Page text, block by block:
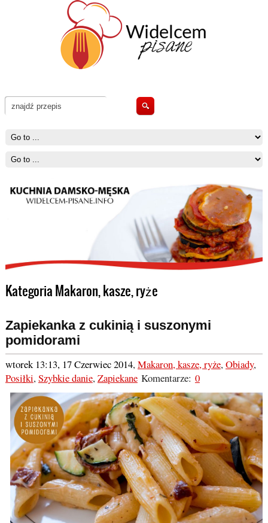
Kategoria Makaron, kasze, ryże
Zapiekanka z cukinią i suszonymi
pomidorami
wtorek 13:13, 17 Czerwiec 2014,Makaron, kasze, ryże,Obiady,
Posiłki,Szybkie danie,ZapiekaneKomentarze: 0